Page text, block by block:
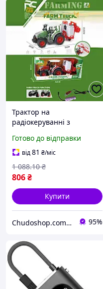
Трактор на
радіокеруванні з
акумуляторний 3.7V пульт
27MHz підсвічування
гумові колеса для дітей
Готово до відправки
від81 ₴/міс
806₴
1 088.10 ₴
Купити
Chudoshop.com.ua 95%